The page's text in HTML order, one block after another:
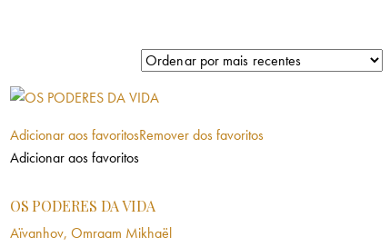
Adicionar aos favoritosRemover dos favoritos
Adicionar aos favoritos
OS PODERES DA VIDA
Aïvanhov, Omraam Mikhaël